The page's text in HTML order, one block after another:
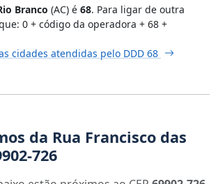
Branco (AC) é 68. Para ligar de outra
0 + código da operadora + 68 +
cidades atendidas pelo DDD 68
da Rua Francisco das
726